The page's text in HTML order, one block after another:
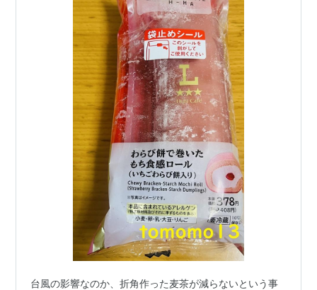
台風の影響なのか、折角作った麦茶が減らないという事